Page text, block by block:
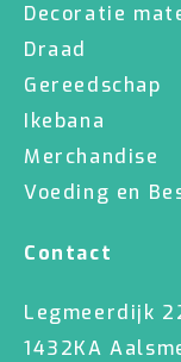
Decoratie
Draad
Gereedschap
Ikebana
Merchandise
Voeding en
Contact
Legmeerdijk
1432KA